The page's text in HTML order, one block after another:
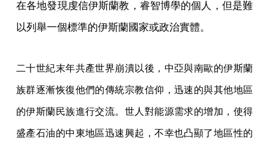
在各地發現虔信伊斯蘭教，睿智博學的個人，但是難
以列舉一個標準的伊斯蘭國家或政治實體。
二十世紀末年共產世界崩潰以後，中亞與南歐的伊斯蘭
族群逐漸恢復他們的傳統宗教信仰，迅速的與其他地區
的伊斯蘭民族進行交流。世人對能源需求的增加，使得
盛產石油的中東地區迅速興起，不幸也凸顯了地區性的